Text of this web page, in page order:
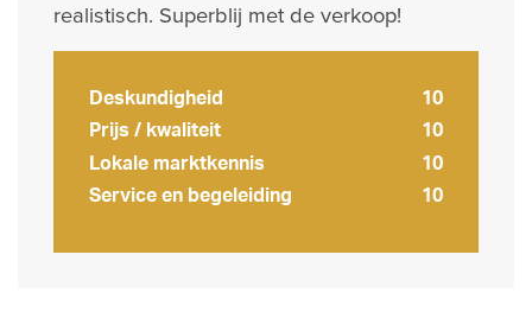
realistisch. Superblij met de verkoop!
Deskundigheid
10
Prijs / kwaliteit
10
Lokale marktkennis
10
Service en begeleiding
10